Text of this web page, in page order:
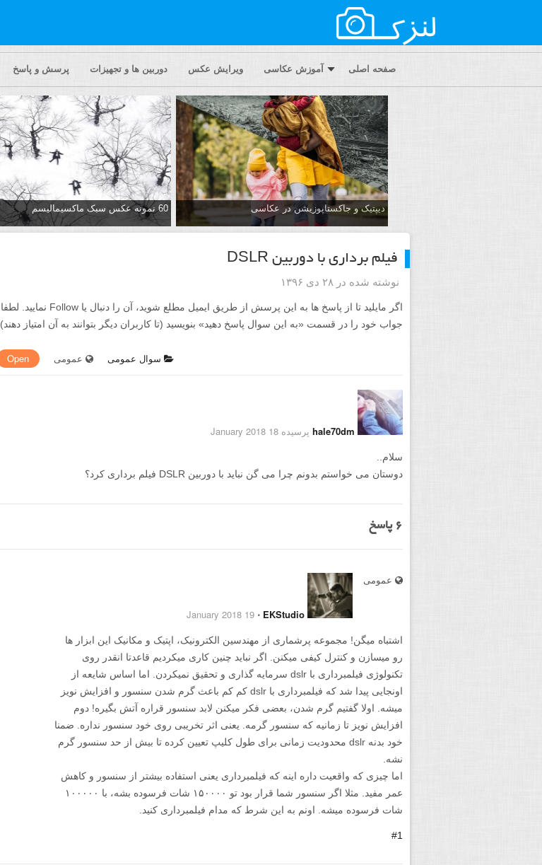
صفحه اصلی آموزش عکاسی ویرایش عکس دوربین ها و تجهیزات پرسش و پاسخ
دیپتیک و جاکستا‌پوزیشن در عکاسی 60 نمونه عکس سبک ماکسیمالیسم
فیلم برداری با دوربین DSLR
نوشته شده در ۲۸ دی ۱۳۹۶
اگر مایلید تا از پاسخ ها به این پرسش از طریق ایمیل مطلع شوید، آن را دنبال یا Follow نمایید. لطفا
جواب خود را در قسمت «به این سوال پاسخ دهید» بنویسید (تا کاربران دیگر بتوانند به آن امتیاز دهند).
Open عمومی سوال عمومی
hale70dm پرسیده 18 January 2018
سلام..
دوستان می خواستم بدونم چرا می گن نباید با دوربین DSLR فیلم برداری کرد؟
6 پاسخ
عمومی
EKStudio
⋅
19 January 2018
اشتباه میگن! مجموعه پرشماری از مهندسین الکترونیک، اپتیک و مکانیک این ابزار ها
رو میسازن و کنترل کیفی میکنن. اگر نباید چنین کاری میکردیم قاعدتا انقدر روی
تکنولوژی فیلمبرداری با dslr سرمایه گذاری و تحقیق نمیکردن. اما اساس شایعه از
اونجایی پیدا شد که فیلمبرداری با dslr کم کم باعث گرم شدن سنسور و افزایش نویز
میشه. اولا گفتیم گرم شدن، بعضی فکر میکنن لابد سنسور قراره آتش بگیره! دوم
افزایش نویز تا زمانیه که سنسور گرمه. یعنی اثر تخریبی روی خود سنسور نداره. ضمنا
خود بدنه dslr محدودیت زمانی برای طول کلیپ تعیین کرده تا بیش از حد سنسور گرم
نشه.
اما چیزی که واقعیت داره اینه که فیلمبرداری یعنی استفاده بیشتر از سنسور و کاهش
عمر مفید. مثلا اگر سنسور شما قرار بود تو ۱۵۰۰۰۰ شات فرسوده بشه، با ۱۰۰۰۰۰
شات فرسوده میشه. اونم به این شرط که مدام فیلمبرداری کنید.
#1